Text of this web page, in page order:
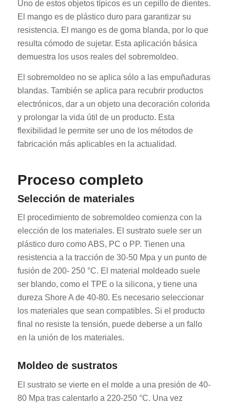
Uno de estos objetos típicos es un cepillo de dientes.
El mango es de plástico duro para garantizar su
resistencia. El mango es de goma blanda, por lo que
resulta cómodo de sujetar. Esta aplicación básica
demuestra los usos reales del sobremoldeo.
El sobremoldeo no se aplica sólo a las empuñaduras
blandas. También se aplica para recubrir productos
electrónicos, dar a un objeto una decoración colorida
y prolongar la vida útil de un producto. Esta
flexibilidad le permite ser uno de los métodos de
fabricación más aplicables en la actualidad.
Proceso completo
Selección de materiales
El procedimiento de sobremoldeo comienza con la
elección de los materiales. El sustrato suele ser un
plástico duro como ABS, PC o PP. Tienen una
resistencia a la tracción de 30-50 Mpa y un punto de
fusión de 200- 250 °C. El material moldeado suele
ser blando, como el TPE o la silicona, y tiene una
dureza Shore A de 40-80. Es necesario seleccionar
los materiales que sean compatibles. Si el producto
final no resiste la tensión, puede deberse a un fallo
en la unión de los materiales.
Moldeo de sustratos
El sustrato se vierte en el molde a una presión de 40-
80 Mpa tras calentarlo a 220-250 °C. Una vez